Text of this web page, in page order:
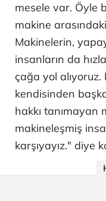
mesele var. Öyle
makine
Makinelerin,
insanların da
çağa yol
kendisinden
hakkı
makineleşmiş
karşıyayız." diye